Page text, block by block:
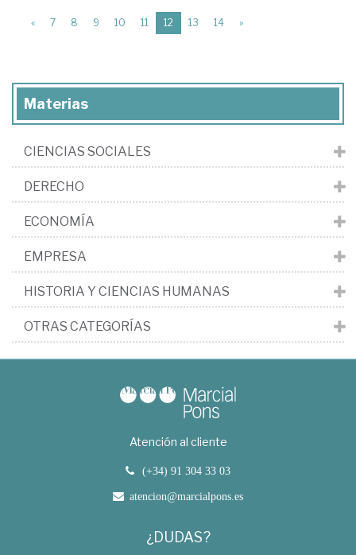
« 7 8 9 10 11 12 (current)
13 14 »
Materias
CIENCIAS SOCIALES
DERECHO
ECONOMÍA
EMPRESA
HISTORIA Y CIENCIAS HUMANAS
OTRAS CATEGORÍAS
Atención al cliente
(+34) 91 304 33 03
atencion@marcialpons.es
¿DUDAS?